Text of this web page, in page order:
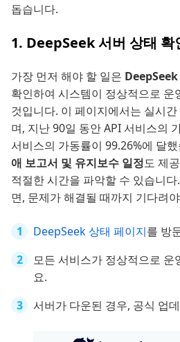
돕습니다.
1. DeepSeek 서버 상태 확
가장 먼저 해야 할 일은
확인하여 시스템이 정상적으로 운
것입니다. 이 페이지에서는 실시
며, 지난 90일 동안 API 서비스의
서비스의 가동률이 99.26%에 달
애 보고서 및 유지보수 일정도 제
적절한 시간을 파악할 수 있습니
면, 문제가 해결될 때까지 기다려
DeepSeek 상태 페이지를 방
모든 서비스가 정상적으로 운
요.
서버가 다운된 경우, 공식 업